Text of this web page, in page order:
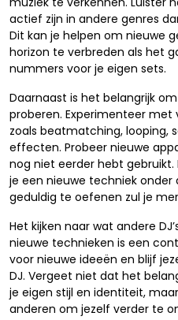
actief zijn in andere genres
Dit kan je helpen om nieuwe
horizon te verbreden als het
nummers voor je eigen sets.
Daarnaast is het belangrijk
proberen. Experimenteer
zoals beatmatching, looping,
effecten. Probeer nieuwe
nog niet eerder hebt
je een nieuwe techniek
geduldig te oefenen zul je
Het kijken naar wat andere
nieuwe technieken is een
voor nieuwe ideeën en blijf
DJ. Vergeet niet dat het
je eigen stijl en identiteit,
anderen om jezelf verder te